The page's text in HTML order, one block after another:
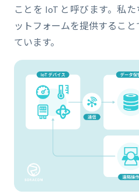
ことを IoT と呼びます。私
ットフォームを提供するこ
ています。